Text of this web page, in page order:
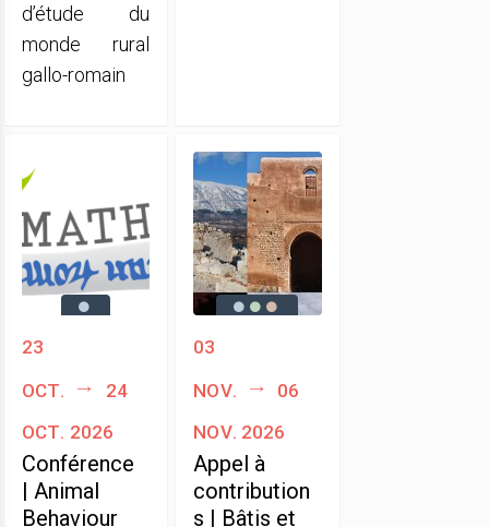
d’étude du
monde rural
gallo-romain
23
oct.
24
oct. 2026
Conférence
| Animal
Behaviour
03
nov.
06
nov. 2026
Appel à
contribution
s | Bâtis et